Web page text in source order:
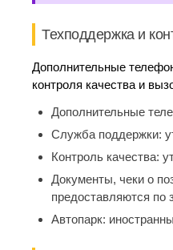
Техподдержка и
Дополнительные
контроля качества и
Дополнительные
Служба поддержки:
Контроль качества:
Документы, чеки о
предоставляются по
Автопарк: